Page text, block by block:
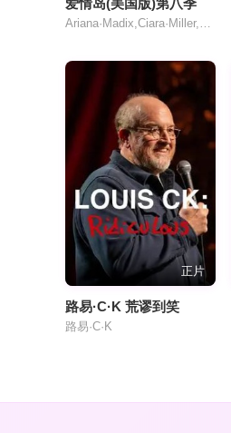
正片
路易·C·K 荒谬到笑
路易·C·K